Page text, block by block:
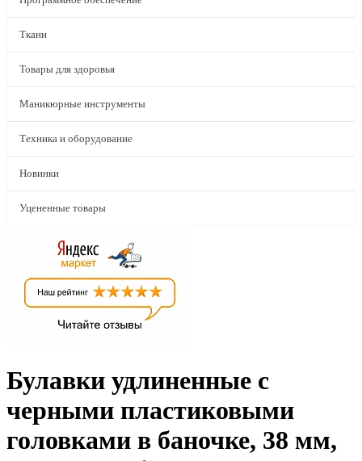
Ткани
Товары для здоровья
Маникюрные инструменты
Техника и оборудование
Новинки
Уцененные товары
Булавки удлиненные с
черными пластиковыми
головками в баночке, 38 мм,